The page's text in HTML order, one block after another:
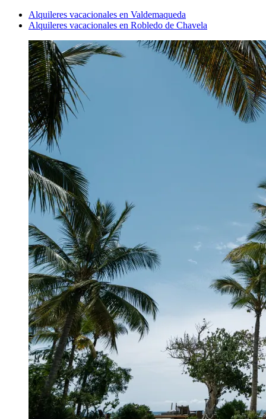
Alquileres vacacionales en Valdemaqueda
Alquileres vacacionales en Robledo de Chavela